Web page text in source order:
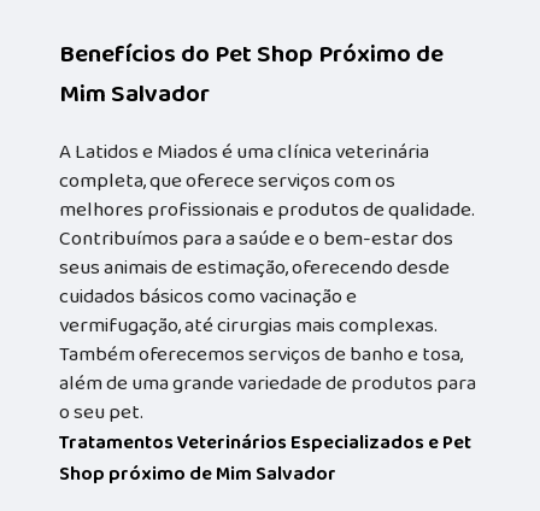
Benefícios do Pet Shop Próximo de
Mim Salvador
A Latidos e Miados é uma clínica veterinária
completa, que oferece serviços com os
melhores profissionais e produtos de qualidade.
Contribuímos para a saúde e o bem-estar dos
seus animais de estimação, oferecendo desde
cuidados básicos como vacinação e
vermifugação, até cirurgias mais complexas.
Também oferecemos serviços de banho e tosa,
além de uma grande variedade de produtos para
o seu pet.
Tratamentos Veterinários Especializados e Pet
Shop próximo de Mim Salvador